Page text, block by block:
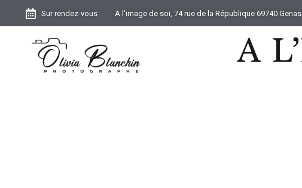
Sur rendez-vous A l'image de soi, 74 rue de la République 69740 Genas